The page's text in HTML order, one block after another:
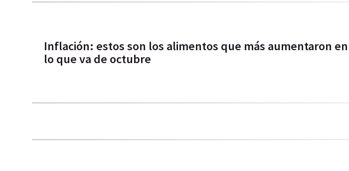
Inflación: estos son los alimentos que más aumentaron en
lo que va de octubre